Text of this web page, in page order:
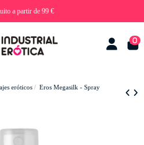
a partir de 99 €
0
eróticos
Eros Megasilk - Spray